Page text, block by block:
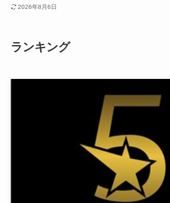
2026年8月6日
ランキング